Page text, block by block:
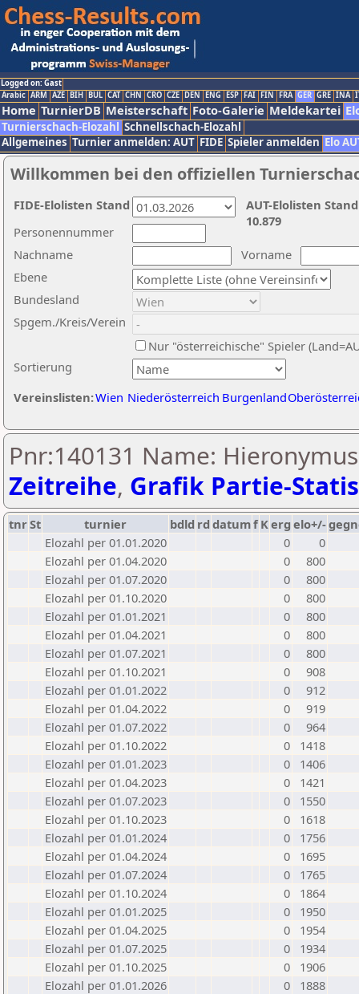
Logged on: Gast
Arabic ARM AZE BIH BUL CAT CHN CRO CZE DEN ENG ESP FAI FIN FRA GER GRE INA
Home TurnierDB Meisterschaft Foto-Galerie Meldekartei
Turnierschach-Elozahl Schnellschach-Elozahl
Allgemeines Turnier anmelden: AUT FIDE Spieler anmelden Elo
Willkommen bei den offiziellen
Nachname
Vorname
Ebene
Sortierung
Personennummer
Bundesland
Spgem./Kreis/Verein
Nur "österreichische" Spieler
Vereinslisten:Wien Niederösterreich Burgenland
AUT-Elolisten
10.879
FIDE-Elolisten Stand
Pnr:140131 Name:
Zeitreihe, Grafik Partie-
tnrSt turnier bdld rd datumf Kerg elo+/-
Elozahl per 01.01.2020
0
0
Elozahl per 01.04.2020
0
800
Elozahl per 01.07.2020
0
800
Elozahl per 01.10.2020
0
800
Elozahl per 01.01.2021
0
800
Elozahl per 01.04.2021
0
800
Elozahl per 01.07.2021
0
800
Elozahl per 01.10.2021
0
908
Elozahl per 01.01.2022
0
912
Elozahl per 01.04.2022
0
919
Elozahl per 01.07.2022
0
964
Elozahl per 01.10.2022
0
1418
Elozahl per 01.01.2023
0
1406
Elozahl per 01.04.2023
0
1421
Elozahl per 01.07.2023
0
1550
Elozahl per 01.10.2023
0
1618
Elozahl per 01.01.2024
0
1756
Elozahl per 01.04.2024
0
1695
Elozahl per 01.07.2024
0
1765
Elozahl per 01.10.2024
0
1864
Elozahl per 01.01.2025
0
1950
Elozahl per 01.04.2025
0
1954
Elozahl per 01.07.2025
0
1934
Elozahl per 01.10.2025
0
1906
Elozahl per 01.01.2026
0
1888